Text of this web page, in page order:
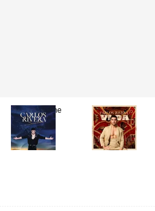
Sincerándome
2023
Álbum
VIDA...
2025
•
Single/EP